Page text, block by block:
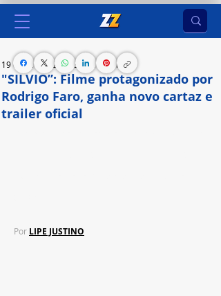
"SILVIO”: Filme protagonizado por
Rodrigo Faro, ganha novo cartaz e
trailer oficial
19 de jun. de 2024 3 min de leitura
Por LIPE JUSTINO